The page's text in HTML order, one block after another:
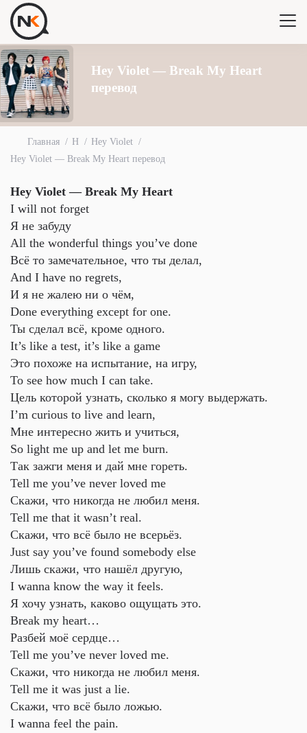
Hey Violet — Break My Heart
перевод
Главная H
Hey Violet
Hey Violet — Break My Heart перевод
Hey Violet — Break My Heart
I will not forget
Я не забуду
All the wonderful things you’ve done
Всё то замечательное, что ты делал,
And I have no regrets,
И я не жалею ни о чём,
Done everything except for one.
Ты сделал всё, кроме одного.
It’s like a test, it’s like a game
Это похоже на испытание, на игру,
To see how much I can take.
Цель которой узнать, сколько я могу выдержать.
I’m curious to live and learn,
Мне интересно жить и учиться,
So light me up and let me burn.
Так зажги меня и дай мне гореть.
Tell me you’ve never loved me
Скажи, что никогда не любил меня.
Tell me that it wasn’t real.
Скажи, что всё было не всерьёз.
Just say you’ve found somebody else
Лишь скажи, что нашёл другую,
I wanna know the way it feels.
Я хочу узнать, каково ощущать это.
Break my heart…
Разбей моё сердце…
Tell me you’ve never loved me.
Скажи, что никогда не любил меня.
Tell me it was just a lie.
Скажи, что всё было ложью.
I wanna feel the pain.